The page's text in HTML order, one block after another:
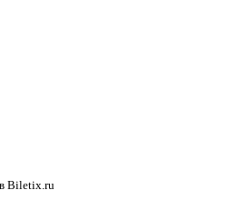
Biletix.ru